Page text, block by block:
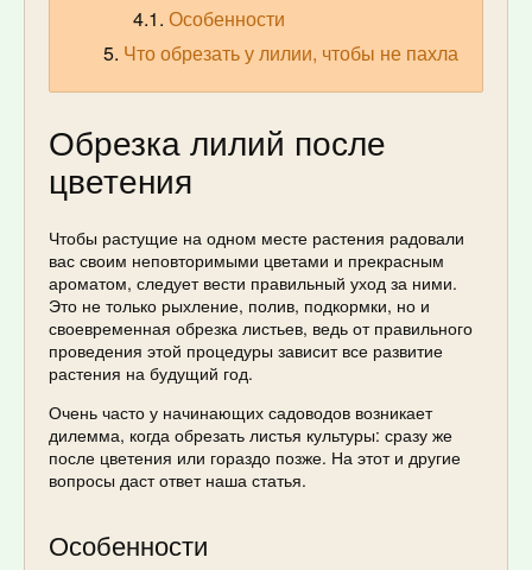
Особенности
Что обрезать у лилии, чтобы не пахла
Обрезка лилий после
цветения
Чтобы растущие на одном месте растения радовали
вас своим неповторимыми цветами и прекрасным
ароматом, следует вести правильный уход за ними.
Это не только рыхление, полив, подкормки, но и
своевременная обрезка листьев, ведь от правильного
проведения этой процедуры зависит все развитие
растения на будущий год.
Очень часто у начинающих садоводов возникает
дилемма, когда обрезать листья культуры: сразу же
после цветения или гораздо позже. На этот и другие
вопросы даст ответ наша статья.
Особенности